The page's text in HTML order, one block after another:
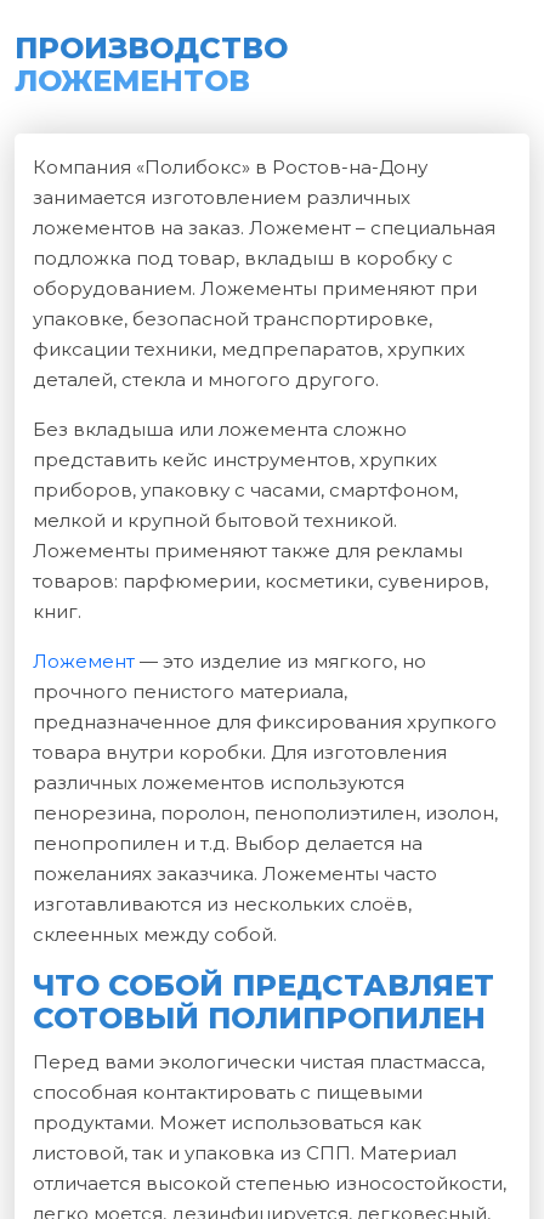
ПРОИЗВОДСТВО
ЛОЖЕМЕНТОВ
Компания «Полибокс» в Ростов-на-Дону
занимается изготовлением различных
ложементов на заказ. Ложемент – специальная
подложка под товар, вкладыш в коробку с
оборудованием. Ложементы применяют при
упаковке, безопасной транспортировке,
фиксации техники, медпрепаратов, хрупких
деталей, стекла и многого другого.
Без вкладыша или ложемента сложно
представить кейс инструментов, хрупких
приборов, упаковку с часами, смартфоном,
мелкой и крупной бытовой техникой.
Ложементы применяют также для рекламы
товаров: парфюмерии, косметики, сувениров,
книг.
Ложемент — это изделие из мягкого, но
прочного пенистого материала,
предназначенное для фиксирования хрупкого
товара внутри коробки. Для изготовления
различных ложементов используются
пенорезина, поролон, пенополиэтилен, изолон,
пенопропилен и т.д. Выбор делается на
пожеланиях заказчика. Ложементы часто
изготавливаются из нескольких слоёв,
склеенных между собой.
ЧТО СОБОЙ ПРЕДСТАВЛЯЕТ
СОТОВЫЙ ПОЛИПРОПИЛЕН
Перед вами экологически чистая пластмасса,
способная контактировать с пищевыми
продуктами. Может использоваться как
листовой, так и упаковка из СПП. Материал
отличается высокой степенью износостойкости,
легко моется, дезинфицируется, легковесный,